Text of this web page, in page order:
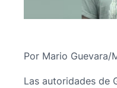
Por Mario Guevara/
Las autoridades de